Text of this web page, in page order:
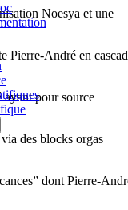
Noesya et une
Pierre-André en
pour source
des blocks orgas
dont Pierre-